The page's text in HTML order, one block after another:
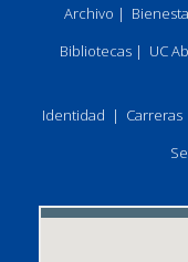
Archivo |
Bibliotecas| UC
Identidad | Carreras